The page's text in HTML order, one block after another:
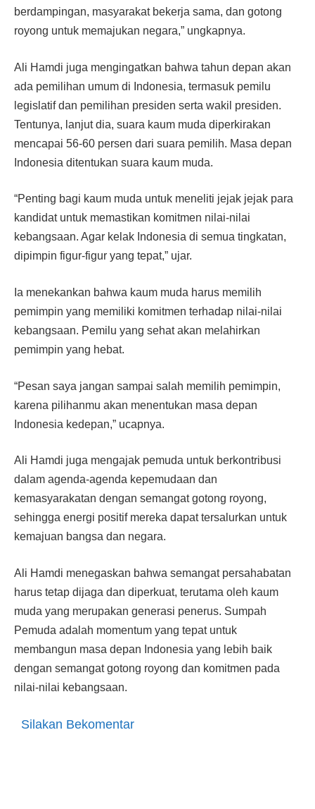
berdampingan, masyarakat bekerja sama, dan gotong
royong untuk memajukan negara,” ungkapnya.
Ali Hamdi juga mengingatkan bahwa tahun depan akan
ada pemilihan umum di Indonesia, termasuk pemilu
legislatif dan pemilihan presiden serta wakil presiden.
Tentunya, lanjut dia, suara kaum muda diperkirakan
mencapai 56-60 persen dari suara pemilih. Masa depan
Indonesia ditentukan suara kaum muda.
“Penting bagi kaum muda untuk meneliti jejak jejak para
kandidat untuk memastikan komitmen nilai-nilai
kebangsaan. Agar kelak Indonesia di semua tingkatan,
dipimpin figur-figur yang tepat,” ujar.
Ia menekankan bahwa kaum muda harus memilih
pemimpin yang memiliki komitmen terhadap nilai-nilai
kebangsaan. Pemilu yang sehat akan melahirkan
pemimpin yang hebat.
“Pesan saya jangan sampai salah memilih pemimpin,
karena pilihanmu akan menentukan masa depan
Indonesia kedepan,” ucapnya.
Ali Hamdi juga mengajak pemuda untuk berkontribusi
dalam agenda-agenda kepemudaan dan
kemasyarakatan dengan semangat gotong royong,
sehingga energi positif mereka dapat tersalurkan untuk
kemajuan bangsa dan negara.
Ali Hamdi menegaskan bahwa semangat persahabatan
harus tetap dijaga dan diperkuat, terutama oleh kaum
muda yang merupakan generasi penerus. Sumpah
Pemuda adalah momentum yang tepat untuk
membangun masa depan Indonesia yang lebih baik
dengan semangat gotong royong dan komitmen pada
nilai-nilai kebangsaan.
Silakan Bekomentar